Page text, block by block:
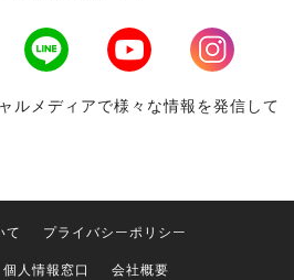
LINE Youtube
Instagram
ルメディアで様々な情報を発信して
て
プライバシーポリシー
個人情報窓口
会社概要